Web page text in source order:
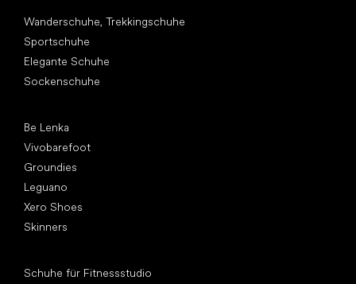
Wanderschuhe, Trekkingschuhe
Sportschuhe
Elegante Schuhe
Sockenschuhe
Be Lenka
Vivobarefoot
Groundies
Leguano
Xero Shoes
Skinners
Schuhe für Fitnessstudio